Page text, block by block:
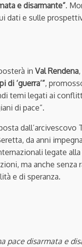
e disarmante”.
dati e sulle
in Val Rendena
di ‘guerra’”,
temi legati ai
di pace”.
dall’arcivescovo
da anni
legate alla
ma anche senza
e di speranza.
pace disarmata e